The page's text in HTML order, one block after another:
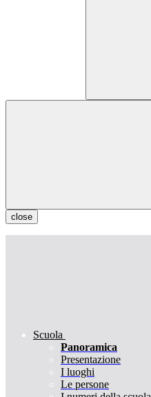
close
Scuola
Panoramica
Presentazione
I luoghi
Le persone